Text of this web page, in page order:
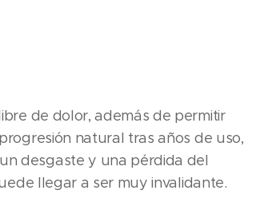
de dolor, además de permitir
natural tras años de uso,
desgaste y una pérdida del
llegar a ser muy invalidante.